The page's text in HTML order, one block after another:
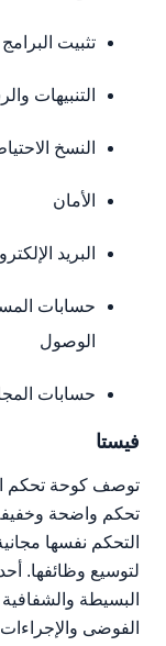
تثبيت
التنبيهات
النسخ
الأمان
البريد
حسابات
الوصول
حسابات
فيستا
توصف كوحة تحكم
التحكم نفسها
لتوسيع وظائفها.
البسيطة
الفوضى